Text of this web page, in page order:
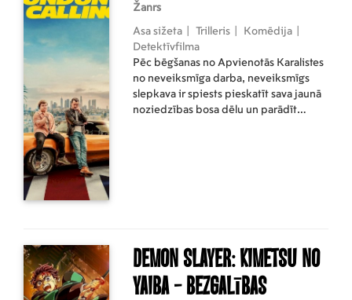
Žanrs
Asa sižeta Trilleris Komēdija
Detektīvfilma
Pēc bēgšanas no Apvienotās Karalistes
no neveiksmīga darba, neveiksmīgs
slepkava ir spiests pieskatīt sava jaunā
noziedzības bosa dēlu un parādīt
Demon Slayer: Kimetsu No
Yaiba - Bezgalības